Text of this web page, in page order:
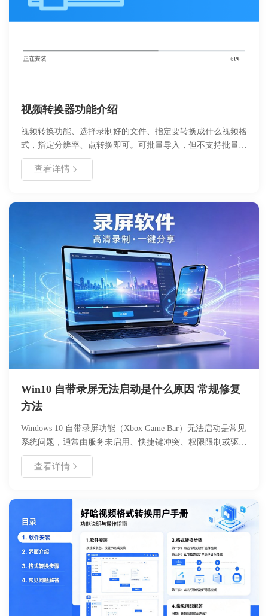
视频转换器功能介绍
视频转换功能、选择录制好的文件、指定要转换成什么视频格
式，指定分辨率、点转换即可。可批量导入，但不支持批量视
频转换操作。
查看详情
Win10 自带录屏无法启动是什么原因 常规修复
方法
Windows 10 自带录屏功能（Xbox Game Bar）无法启动是常见
系统问题，通常由服务未启用、快捷键冲突、权限限制或驱动
异常引起。本文系统梳理故障成因，并提供分步修复方案，涵
盖服务配置、注册表调整、驱动更新等核心操作。通过规范设
幕演示等场景需求。建议优先检查系统服务状态，按步骤排查
并定期维护系统组件，以保障功能稳定性。
查看详情